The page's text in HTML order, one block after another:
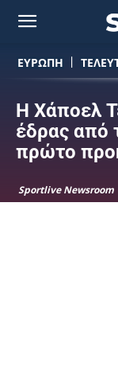
ΕΥΡΩΠΗ
Η Χάποελ
έδρας από
πρώτο
Sportlive Newsroom